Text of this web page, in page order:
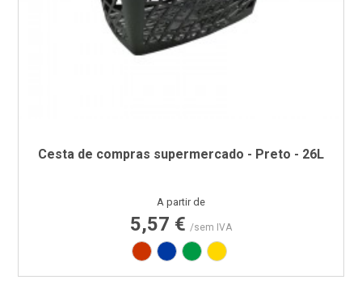
Cesta de compras supermercado - Preto - 26L
Preço
A partir de
5,57 € /sem IVA
Vermelho RAL3020
Azul PAN 293C
Verde PAN 347C
Amarelo PAN 012C